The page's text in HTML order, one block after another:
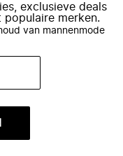
exclusieve deals
merken.
van mannenmode